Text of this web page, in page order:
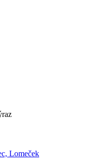
Lomeček